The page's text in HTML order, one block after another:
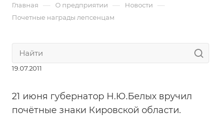
Главная — О предприятии — Новости —
Почетные награды лепсенцам
19.07.2011
21 июня губернатор Н.Ю.Белых вручил
почётные знаки Кировской области.